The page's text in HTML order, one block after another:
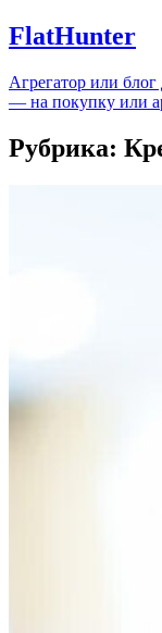
FlatHunter
Агрегатор или
— на покупку или
Рубрика: